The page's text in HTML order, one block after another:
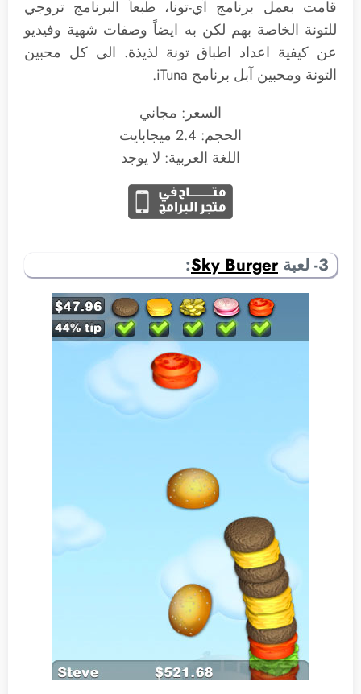
قامت بعمل برنامج آي-تونا، طبعاً البرنامج تروجي
للتونة الخاصة بهم لكن به ايضاً وصفات شهية وفيديو
عن كيفية اعداد اطباق تونة لذيذة. الى كل محبين
التونة ومحبين آبل برنامج iTuna.
السعر: مجاني
الحجم: 2.4 ميجابايت
اللغة العربية: لا يوجد
3- لعبة Sky Burger
: